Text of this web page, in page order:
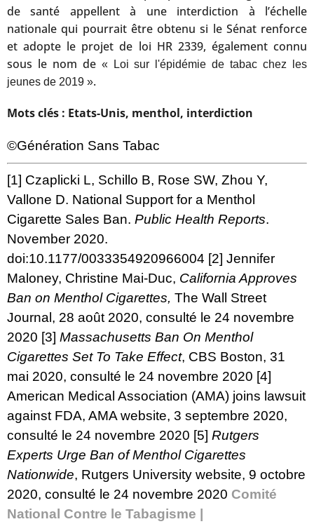
de santé appellent à une interdiction à l’échelle
nationale qui pourrait être obtenu si le Sénat renforce
et adopte le projet de loi HR 2339, également connu
sous le nom de « Loi sur l'épidémie de tabac chez les
jeunes de 2019 ».
Mots clés : Etats-Unis, menthol, interdiction
©Génération Sans Tabac
[1] Czaplicki L, Schillo B, Rose SW, Zhou Y,
Vallone D. National Support for a Menthol
Cigarette Sales Ban. Public Health Reports.
November 2020.
doi:10.1177/0033354920966004 [2] Jennifer
Maloney, Christine Mai-Duc, California Approves
Ban on Menthol Cigarettes, The Wall Street
Journal, 28 août 2020, consulté le 24 novembre
2020 [3] Massachusetts Ban On Menthol
Cigarettes Set To Take Effect, CBS Boston, 31
mai 2020, consulté le 24 novembre 2020 [4]
American Medical Association (AMA) joins lawsuit
against FDA, AMA website, 3 septembre 2020,
consulté le 24 novembre 2020 [5] Rutgers
Experts Urge Ban of Menthol Cigarettes
Nationwide, Rutgers University website, 9 octobre
2020, consulté le 24 novembre 2020 Comité
National Contre le Tabagisme |